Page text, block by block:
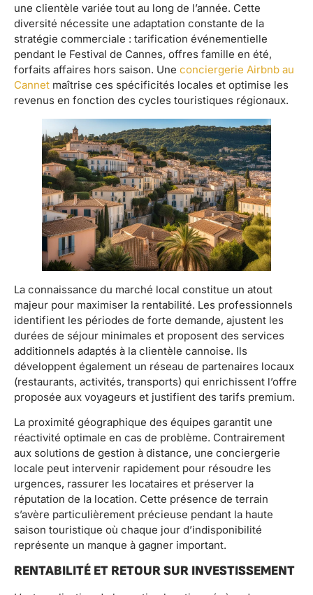
une clientèle variée tout au long de l’année. Cette
diversité nécessite une adaptation constante de la
stratégie commerciale : tarification événementielle
pendant le Festival de Cannes, offres famille en été,
forfaits affaires hors saison. Une conciergerie Airbnb au
Cannet maîtrise ces spécificités locales et optimise les
revenus en fonction des cycles touristiques régionaux.
La connaissance du marché local constitue un atout
majeur pour maximiser la rentabilité. Les professionnels
identifient les périodes de forte demande, ajustent les
durées de séjour minimales et proposent des services
additionnels adaptés à la clientèle cannoise. Ils
développent également un réseau de partenaires locaux
(restaurants, activités, transports) qui enrichissent l’offre
proposée aux voyageurs et justifient des tarifs premium.
La proximité géographique des équipes garantit une
réactivité optimale en cas de problème. Contrairement
aux solutions de gestion à distance, une conciergerie
locale peut intervenir rapidement pour résoudre les
urgences, rassurer les locataires et préserver la
réputation de la location. Cette présence de terrain
s’avère particulièrement précieuse pendant la haute
saison touristique où chaque jour d’indisponibilité
représente un manque à gagner important.
RENTABILITÉ ET RETOUR SUR INVESTISSEMENT